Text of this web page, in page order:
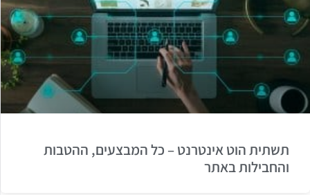
תשתית הוט אינטרנט – כל המבצעים, ההטבות
והחבילות באתר